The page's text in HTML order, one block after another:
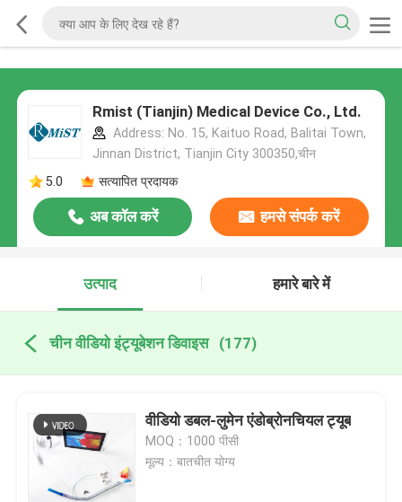
Rmist (Tianjin) Medical Device Co., Ltd.
Address: No. 15, Kaituo Road, Balitai Town,
Jinnan District, Tianjin City 300350,चीन
5.0
सत्यापित प्रदायक
अब कॉल करें हमसे संपर्क करें
उत्पाद हमारे बारे में
चीन वीडियो इंट्यूबेशन डिवाइस (177)
वीडियो डबल-लुमेन एंडोब्रोनचियल ट्यूब
MOQ：1000 पीसी
मूल्य：बातचीत योग्य